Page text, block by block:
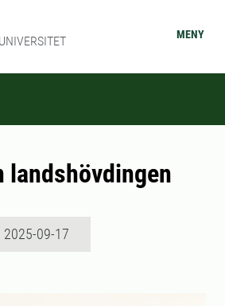
MENY
landshövdingen
2025-09-17